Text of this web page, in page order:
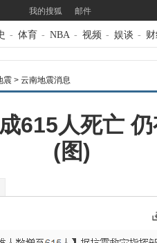
我的搜狐 邮件
- 体育 - NBA - 视频 - 娱谈 -
震 > 云南地震消息
615人死亡
(图)